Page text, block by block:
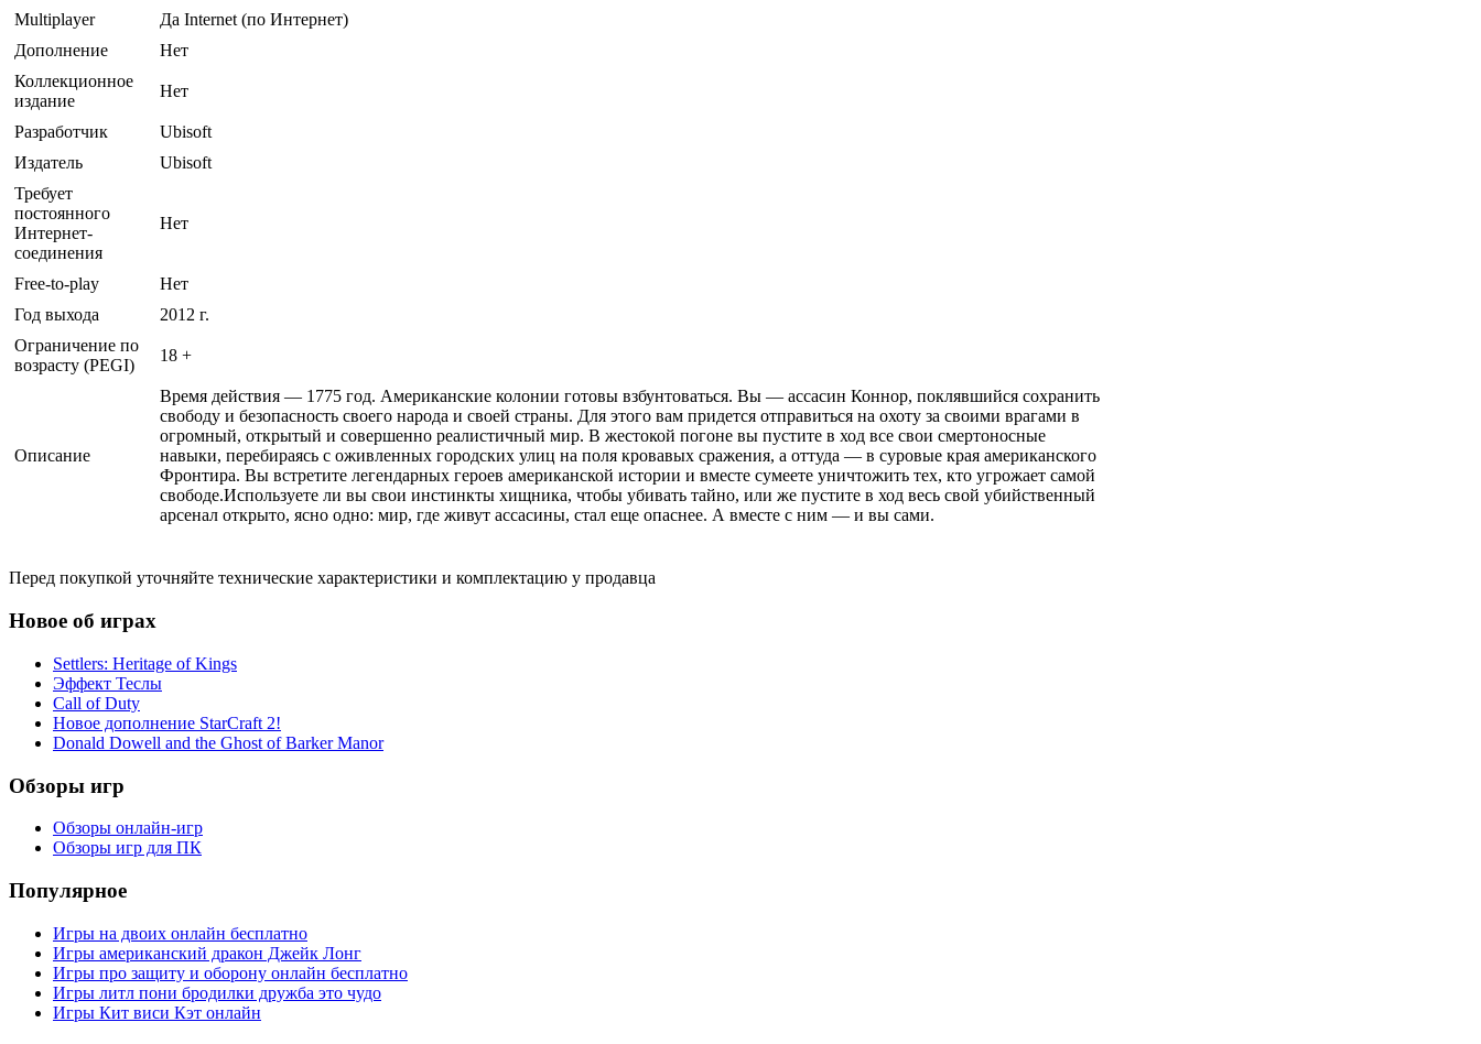
Multiplayer
Да Internet (по Интернет)
Дополнение
Нет
Коллекционное
издание
Нет
Разработчик
Ubisoft
Издатель
Ubisoft
Требует
постоянного
Интернет-
соединения
Нет
Free-to-play
Нет
Год выхода
2012 г.
Ограничение по
возрасту (PEGI)
18 +
Описание
Время действия — 1775 год. Американские колонии готовы взбунтоваться. Вы — ассасин Коннор, поклявшийся сохранить
свободу и безопасность своего народа и своей страны. Для этого вам придется отправиться на охоту за своими врагами в
огромный, открытый и совершенно реалистичный мир. В жестокой погоне вы пустите в ход все свои смертоносные
навыки, перебираясь с оживленных городских улиц на поля кровавых сражения, а оттуда — в суровые края американского
Фронтира. Вы встретите легендарных героев американской истории и вместе сумеете уничтожить тех, кто угрожает самой
свободе.Используете ли вы свои инстинкты хищника, чтобы убивать тайно, или же пустите в ход весь свой убийственный
арсенал открыто, ясно одно: мир, где живут ассасины, стал еще опаснее. А вместе с ним — и вы сами.
Перед покупкой уточняйте технические характеристики и комплектацию у продавца
Новое об играх
Settlers: Heritage of Kings
Эффект Теслы
Call of Duty
Новое дополнение StarCraft 2!
Donald Dowell and the Ghost of Barker Manor
Обзоры игр
Обзоры онлайн-игр
Обзоры игр для ПК
Популярное
Игры на двоих онлайн бесплатно
Игры американский дракон Джейк Лонг
Игры про защиту и оборону онлайн бесплатно
Игры литл пони бродилки дружба это чудо
Игры Кит виси Кэт онлайн